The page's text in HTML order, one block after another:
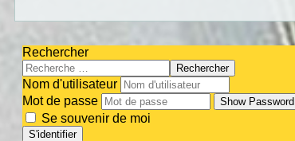
Rechercher
Rechercher
Nom d'utilisateur
Mot de passe
Show Password
Se souvenir de moi
S'identifier